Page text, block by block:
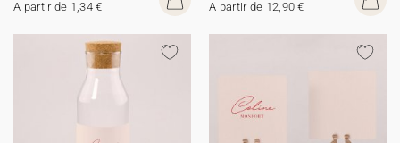
A partir de 1,34 € A partir de 12,90 €